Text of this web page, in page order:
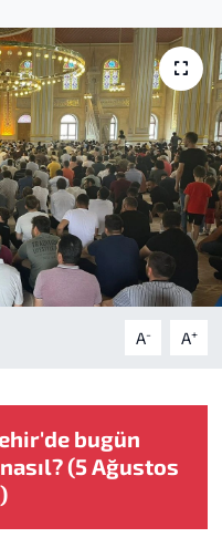
A- A+
bugün
(5 Ağustos